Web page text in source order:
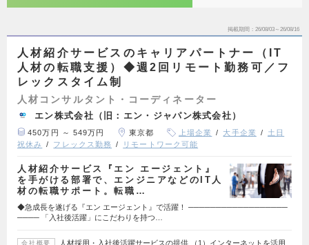
掲載期間 26/08/03～26/08/16
人材紹介サービスのキャリアパートナー（IT
人材の転職支援）◆週2回リモート勤務可／フ
レックスタイム制
人材コンサルタント・コーディネーター
エン株式会社（旧：エン・ジャパン株式会社）
450万円 ～ 549万円 東京都 上場企業 大手企業
土日
祝休み
フレックス勤務 リモートワーク可能
人材紹介サービス『エン エージェント』
を手がける部署で、エンジニアなどのIT人
材の転職サポート。転職…
◆急成長を遂げる『エン エージェント』で活躍！ ──────────────────
──── 「入社後活躍」にこだわりを持つ…
会社概要
人材採用・入社後活躍サービスの提供 （1）インターネットを活用